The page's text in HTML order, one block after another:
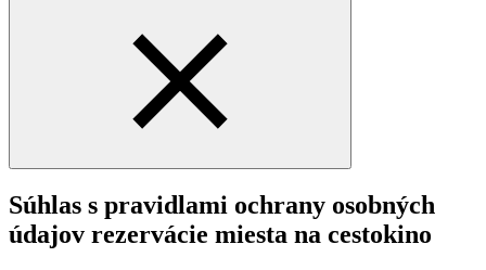
Súhlas s pravidlami ochrany osobných
údajov rezervácie miesta na cestokino